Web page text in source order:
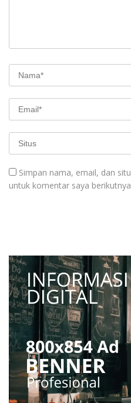
Simpan nama, email, dan
untuk komentar saya